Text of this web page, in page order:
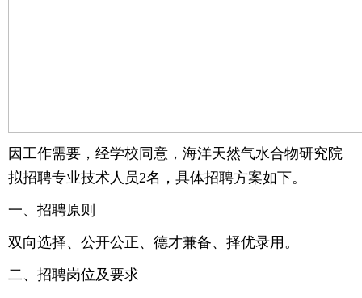
因工作需要，经学校同意，海洋天然气水合物研究院
拟招聘专业技术人员2名，具体招聘方案如下。
一、招聘原则
双向选择、公开公正、德才兼备、择优录用。
二、招聘岗位及要求